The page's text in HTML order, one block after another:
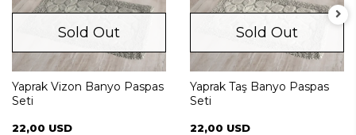
Sold Out
Yaprak Vizon Banyo Paspas
Seti
22,00 USD
Sold Out
Yaprak Taş Banyo Paspas
Seti
22,00 USD